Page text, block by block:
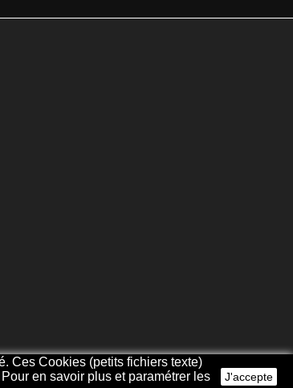
Ces Cookies (petits fichiers texte)
en savoir plus et paramétrer les
J'accepte